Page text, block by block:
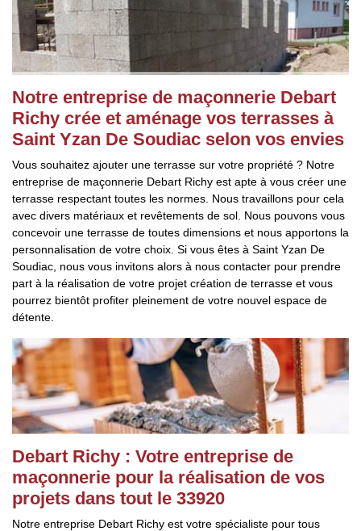
Notre entreprise de maçonnerie Debart
Richy crée et aménage vos terrasses à
Saint Yzan De Soudiac selon vos envies
Vous souhaitez ajouter une terrasse sur votre propriété ? Notre
entreprise de maçonnerie Debart Richy est apte à vous créer une
terrasse respectant toutes les normes. Nous travaillons pour cela
avec divers matériaux et revêtements de sol. Nous pouvons vous
concevoir une terrasse de toutes dimensions et nous apportons la
personnalisation de votre choix. Si vous êtes à Saint Yzan De
Soudiac, nous vous invitons alors à nous contacter pour prendre
part à la réalisation de votre projet création de terrasse et vous
pourrez bientôt profiter pleinement de votre nouvel espace de
détente.
Debart Richy : Votre entreprise de
maçonnerie pour la réalisation de vos
projets dans tout le 33920
Notre entreprise Debart Richy est votre spécialiste pour tous